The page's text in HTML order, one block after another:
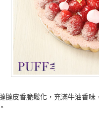
撻皮香脆鬆化，充滿牛油香